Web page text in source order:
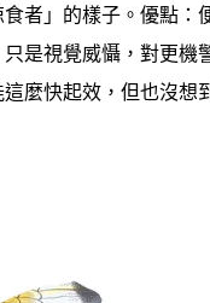
者」的樣子。優點
只是視覺威懾，對更
麼快起效，但也沒想